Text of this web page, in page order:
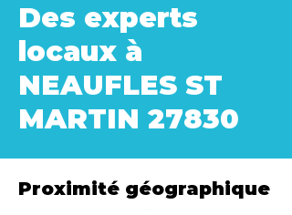
Des experts
locaux à
NEAUFLES ST
MARTIN 27830
Proximité géographique